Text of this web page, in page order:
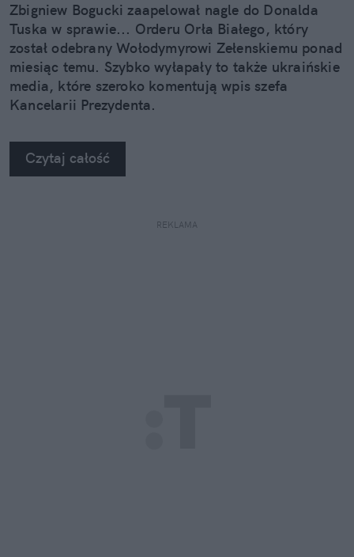
Zbigniew Bogucki zaapelował nagle do Donalda
Tuska w sprawie... Orderu Orła Białego, który
został odebrany Wołodymyrowi Zełenskiemu ponad
miesiąc temu. Szybko wyłapały to także ukraińskie
media, które szeroko komentują wpis szefa
Kancelarii Prezydenta.
Czytaj całość
REKLAMA